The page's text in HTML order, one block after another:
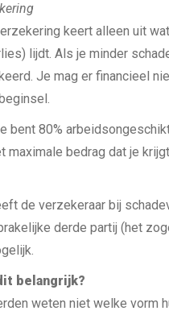
keert alleen uit
lijdt. Als je minder
Je mag er financieel
bent 80%
maximale bedrag dat je
de verzekeraar bij
derde partij (het
belangrijk?
weten niet welke vorm